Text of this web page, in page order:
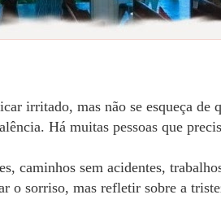
irritado, mas não se esqueça de
Há muitas pessoas que
caminhos sem acidentes,
o sorriso, mas refletir sobre a